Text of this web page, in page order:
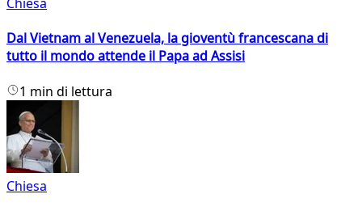
Dal Vietnam al Venezuela, la gioventù francescana di
tutto il mondo attende il Papa ad Assisi
1 min di lettura
Chiesa